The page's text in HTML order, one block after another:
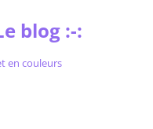
blog :-:
en couleurs